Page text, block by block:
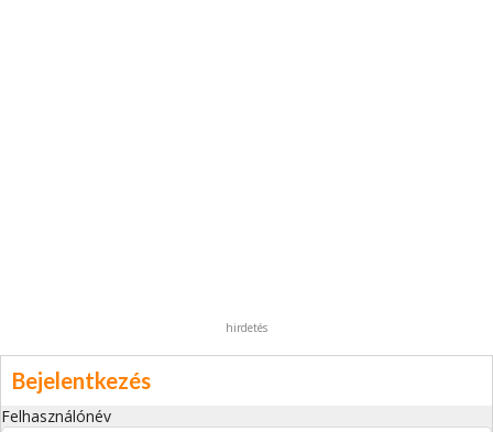
hirdetés
Bejelentkezés
Felhasználónév